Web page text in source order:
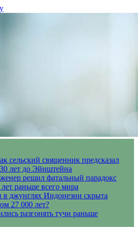
сельский священник предсказал
лет до Эйнштейна
решил фатальный парадокс
раньше всего мира
в джунглях Индонезии скрыта
27 000 лет?
разгонять тучи раньше